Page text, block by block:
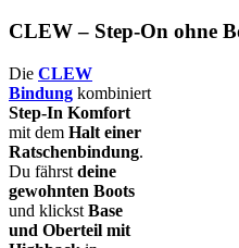
CLEW – Step-On ohne
Die CLEW
Bindung kombiniert
Step-In Komfort
mit dem Halt einer
Ratschenbindung.
Du fährst deine
gewohnten Boots
und klickst Base
und Oberteil mit